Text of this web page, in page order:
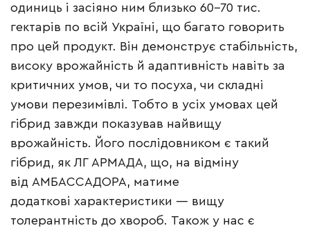
одиниць і засіяно ним близько 60–70 тис.
гектарів по всій Україні, що багато говорить
про цей продукт. Він демонструє стабільність,
високу врожайність й адаптивність навіть за
критичних умов, чи то посуха, чи складні
умови перезимівлі. Тобто в усіх умовах цей
гібрид завжди показував найвищу
врожайність. Його послідовником є такий
гібрид, як ЛГ АРМАДА, що, на відміну
від АМБАССАДОРА, матиме
додаткові характеристики — вищу
толерантність до хвороб. Також у нас є